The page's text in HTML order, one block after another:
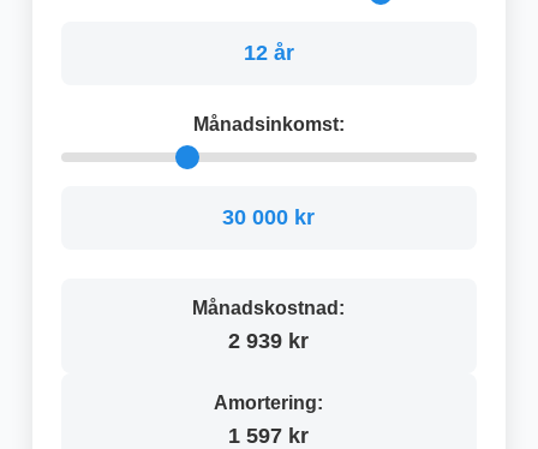
12 år
Månadsinkomst:
30 000 kr
Månadskostnad:
2 939 kr
Amortering:
1 597 kr